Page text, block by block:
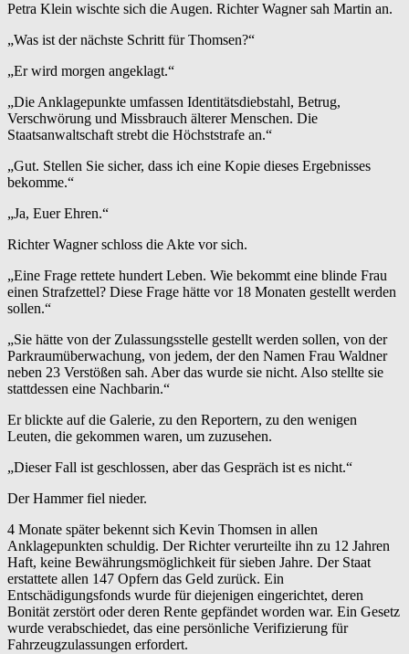
Petra Klein wischte sich die Augen. Richter Wagner sah Martin an.
„Was ist der nächste Schritt für Thomsen?“
„Er wird morgen angeklagt.“
„Die Anklagepunkte umfassen Identitätsdiebstahl, Betrug,
Verschwörung und Missbrauch älterer Menschen. Die
Staatsanwaltschaft strebt die Höchststrafe an.“
„Gut. Stellen Sie sicher, dass ich eine Kopie dieses Ergebnisses
bekomme.“
„Ja, Euer Ehren.“
Richter Wagner schloss die Akte vor sich.
„Eine Frage rettete hundert Leben. Wie bekommt eine blinde Frau
einen Strafzettel? Diese Frage hätte vor 18 Monaten gestellt werden
sollen.“
„Sie hätte von der Zulassungsstelle gestellt werden sollen, von der
Parkraumüberwachung, von jedem, der den Namen Frau Waldner
neben 23 Verstößen sah. Aber das wurde sie nicht. Also stellte sie
stattdessen eine Nachbarin.“
Er blickte auf die Galerie, zu den Reportern, zu den wenigen
Leuten, die gekommen waren, um zuzusehen.
„Dieser Fall ist geschlossen, aber das Gespräch ist es nicht.“
Der Hammer fiel nieder.
4 Monate später bekennt sich Kevin Thomsen in allen
Anklagepunkten schuldig. Der Richter verurteilte ihn zu 12 Jahren
Haft, keine Bewährungsmöglichkeit für sieben Jahre. Der Staat
erstattete allen 147 Opfern das Geld zurück. Ein
Entschädigungsfonds wurde für diejenigen eingerichtet, deren
Bonität zerstört oder deren Rente gepfändet worden war. Ein Gesetz
wurde verabschiedet, das eine persönliche Verifizierung für
Fahrzeugzulassungen erfordert.